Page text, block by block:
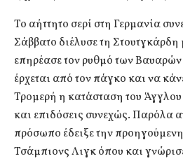
Το αήττητο σερί στη Γερμανία
Σάββατο διέλυσε τη Στουτγκάρδη
επηρέασε τον ρυθμό των Βαυαρών
έρχεται από τον πάγκο και να
Τρομερή η κατάσταση του
και επιδόσεις συνεχώς. Παρόλα
πρόσωπο έδειξε την
Τσάμπιονς Λιγκ όπου και